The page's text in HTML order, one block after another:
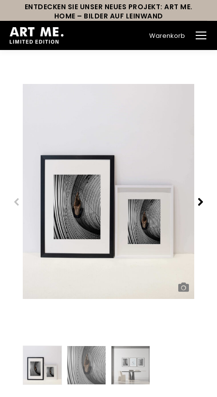
ENTDECKEN SIE UNSER NEUES PROJEKT: ART ME.
HOME – BILDER AUF LEINWAND
Warenkorb